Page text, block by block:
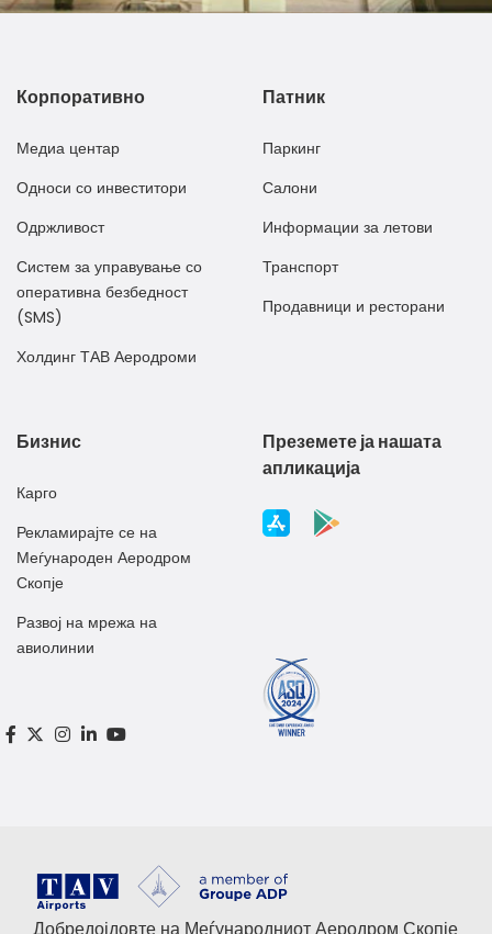
Корпоративно
Медиа центар
Односи со инвеститори
Одржливост
Систем за управување со
оперативна безбедност
(SMS)
Холдинг ТАВ Аеродроми
Патник
Паркинг
Салони
Информации за летови
Транспорт
Продавници и ресторани
Бизнис
Карго
Рекламирајте се на
Меѓународен Аеродром
Скопје
Развој на мрежа на
авиолинии
Преземете ја нашата
апликација
Добредојдовте на Меѓународниот Аеродром Скопје